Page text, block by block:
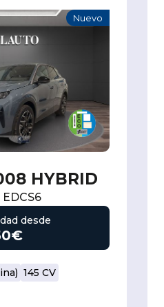
Nuevo
HYBRID
EDCS6
desde
145 CV